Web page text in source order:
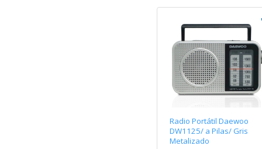
Radio Portátil Daewoo
DW1125/ a Pilas/ Gris
Metalizado